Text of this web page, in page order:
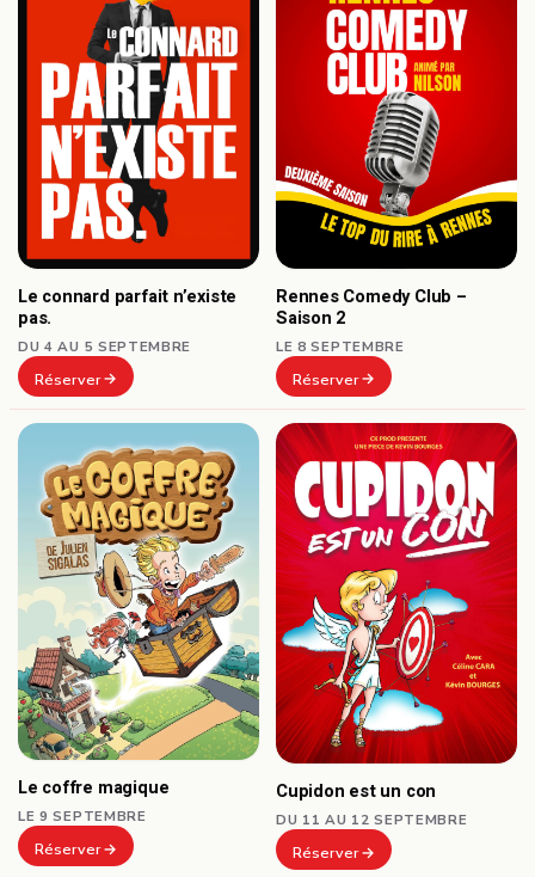
Le connard parfait n’existe
pas.
DU 4 AU 5 SEPTEMBRE
Réserver
Rennes Comedy Club –
Saison 2
LE 8 SEPTEMBRE
Réserver
Le coffre magique
LE 9 SEPTEMBRE
Réserver
Cupidon est un con
DU 11 AU 12 SEPTEMBRE
Réserver